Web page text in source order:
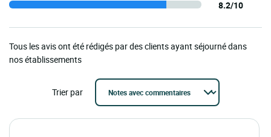
8.2/10
Tous les avis ont été rédigés par des clients ayant séjourné dans
nos établissements
Trier par